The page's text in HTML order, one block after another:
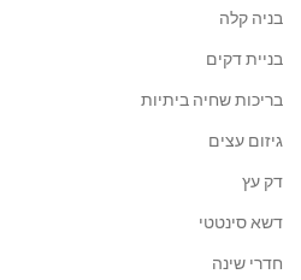
בניה קלה
בניית דקים
בריכות שחיה ביתיות
גיזום עצים
דק עץ
דשא סינטטי
חדרי שינה